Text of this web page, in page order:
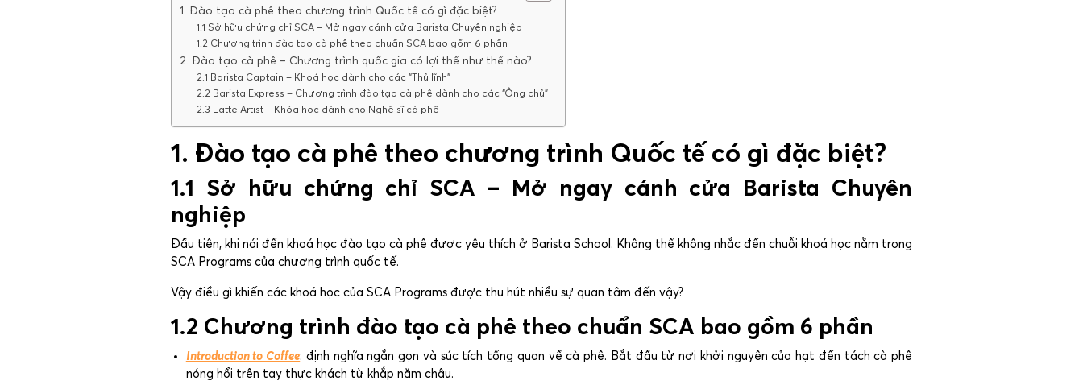
1. Đào tạo cà phê theo chương trình Quốc tế có gì đặc biệt?
1.1 Sở hữu chứng chỉ SCA – Mở ngay cánh cửa Barista Chuyên nghiệp
1.2 Chương trình đào tạo cà phê theo chuẩn SCA bao gồm 6 phần
2. Đào tạo cà phê – Chương trình quốc gia có lợi thế như thế nào?
2.1 Barista Captain – Khoá học dành cho các “Thủ lĩnh”
2.2 Barista Express – Chương trình đào tạo cà phê dành cho các “Ông chủ”
2.3 Latte Artist – Khóa học dành cho Nghệ sĩ cà phê
1. Đào tạo cà phê theo chương trình Quốc tế có gì đặc biệt?
1.1 Sở hữu chứng chỉ SCA – Mở ngay cánh cửa Barista Chuyên
nghiệp
Đầu tiên, khi nói đến khoá học đào tạo cà phê được yêu thích ở Barista School. Không thể không nhắc đến chuỗi khoá học nằm trong
SCA Programs của chương trình quốc tế.
Vậy điều gì khiến các khoá học của SCA Programs được thu hút nhiều sự quan tâm đến vậy?
1.2 Chương trình đào tạo cà phê theo chuẩn SCA bao gồm 6 phần
Introduction to Coffee: định nghĩa ngắn gọn và súc tích tổng quan về cà phê. Bắt đầu từ nơi khởi nguyên của hạt đến tách cà phê
nóng hổi trên tay thực khách từ khắp năm châu.